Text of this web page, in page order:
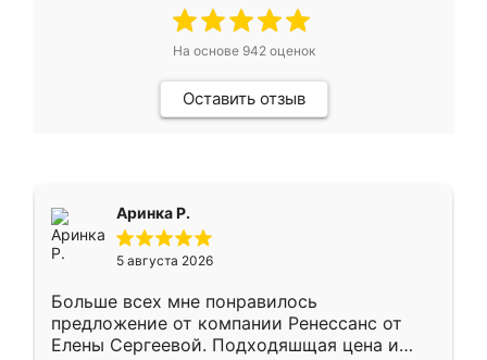
На основе 942оценок
Оставить отзыв
Аринка Р.
5 августа 2026
Больше всех мне понравилось
предложение от компании Ренессанс от
Елены Сергеевой. Подходяшщая цена и